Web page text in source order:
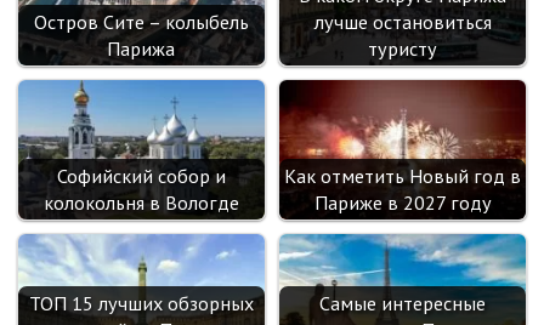
Остров Сите – колыбель
Парижа
лучше остановиться
туристу
Софийский собор и
колокольня в Вологде
Как отметить Новый год в
Париже в 2027 году
ТОП 15 лучших обзорных
Самые интересные